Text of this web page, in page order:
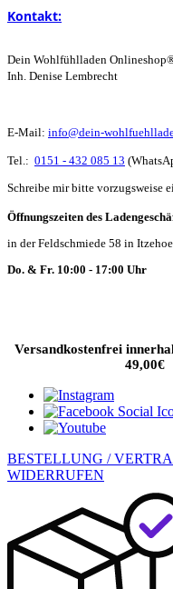
Kontakt:
Dein Wohlfühlladen
Inh. Denise Lembrecht
E-Mail: info@dein-
​​​​​​​​​​​​​​​​​​​​Tel.: 0151 - 432 085 13
Schreibe mir bitte vorzugsweise
Öffnungszeiten des
in der Feldschmiede 58 in
Do. & Fr. 10:00 - 17:00 Uhr
Versandkostenfrei
49,00€
BESTELLUNG /
WIDERRUFEN